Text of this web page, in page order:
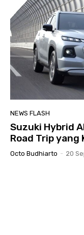
NEWS FLASH
Suzuki Hybrid
Road Trip yang
Octo Budhiarto - 20